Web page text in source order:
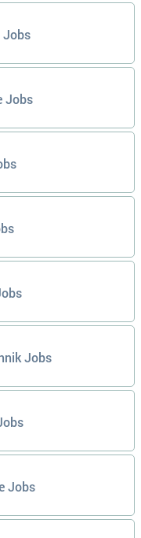
Jobs
Jobs
Jobs
Jobs